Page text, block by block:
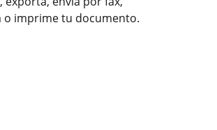
o imprime tu documento.